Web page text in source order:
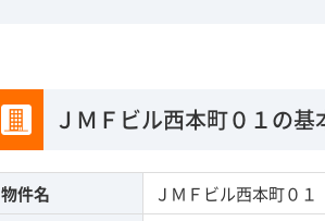
ＪＭＦビル西本町０１の基
物件名 ＪＭＦビル西本町０１